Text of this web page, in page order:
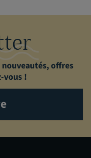
offres
vous !